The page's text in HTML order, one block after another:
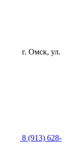
г. Омск, ул.
8 (913) 628-